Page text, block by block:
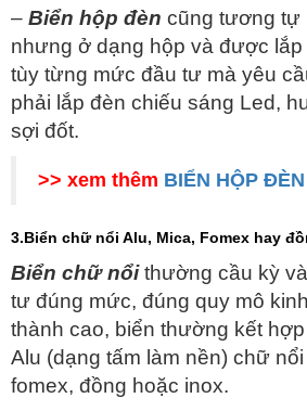
– Biển hộp đèn cũng tương tự
nhưng ở dạng hộp và được
tùy từng mức đầu tư mà yêu
phải lắp đèn chiếu sáng Led,
sợi đốt.
>> xem thêm BIỂN HỘP
3.Biển chữ nổi Alu, Mica, Fomex hay
Biển chữ nổi thường cầu kỳ
tư đúng mức, đúng quy mô
thành cao, biển thường kết
Alu (dạng tấm làm nền) chữ
fomex, đồng hoặc inox.